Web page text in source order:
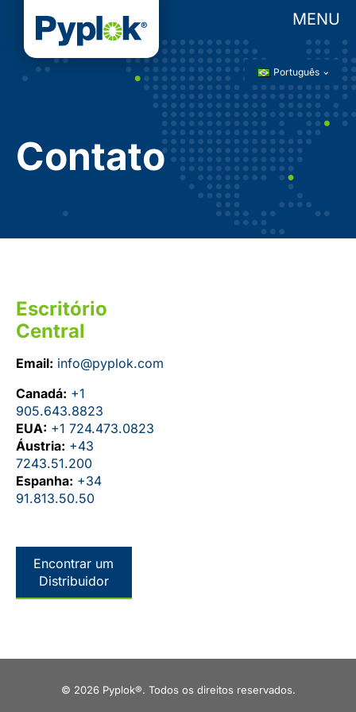
Português
Contato
Escritório
Central
Email: info@pyplok.com
Canadá: +1
905.643.8823
EUA: +1 724.473.0823
Áustria: +43
7243.51.200
Espanha: +34
91.813.50.50
Encontrar um
Distribuidor
© 2026 Pyplok®. Todos os direitos reservados.
MENU